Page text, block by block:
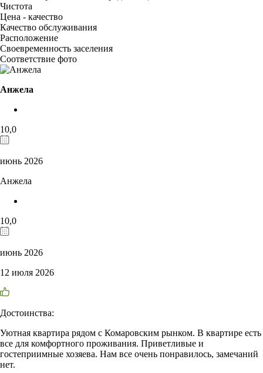
Чистота
Цена - качество
Качество обслуживания
Расположение
Своевременность заселения
Соответствие фото
Анжела
10,0
июнь 2026
Анжела
10,0
июнь 2026
12 июля 2026
Достоинства:
Уютная квартира рядом с Комаровским рынком. В квартире есть
все для комфортного проживания. Приветливые и
гостеприимные хозяева. Нам все очень понравилось, замечаний
нет.